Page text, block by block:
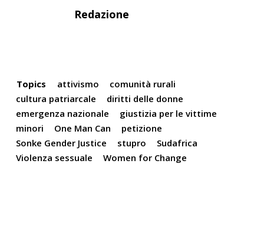
Redazione
Topics attivismo
comunità rurali
cultura patriarcale
diritti delle donne
emergenza nazionale
giustizia per le vittime
minori
One Man Can
petizione
Sonke Gender Justice
stupro
Sudafrica
Violenza sessuale
Women for Change